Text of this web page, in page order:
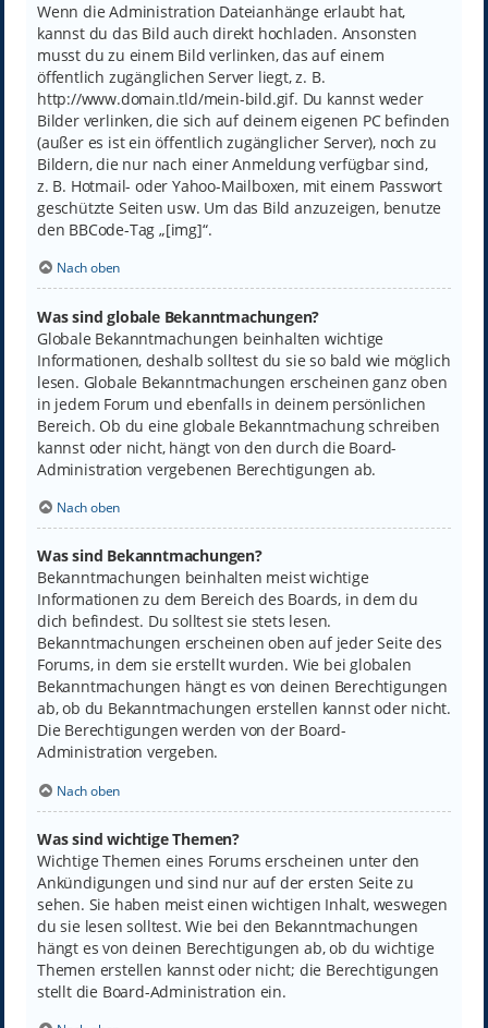
Wenn die Administration Dateianhänge erlaubt hat,
kannst du das Bild auch direkt hochladen. Ansonsten
musst du zu einem Bild verlinken, das auf einem
öffentlich zugänglichen Server liegt, z. B.
http://www.domain.tld/mein-bild.gif. Du kannst weder
Bilder verlinken, die sich auf deinem eigenen PC befinden
(außer es ist ein öffentlich zugänglicher Server), noch zu
Bildern, die nur nach einer Anmeldung verfügbar sind,
z. B. Hotmail- oder Yahoo-Mailboxen, mit einem Passwort
geschützte Seiten usw. Um das Bild anzuzeigen, benutze
den BBCode-Tag „[img]“.
Nach oben
Was sind globale Bekanntmachungen?
Globale Bekanntmachungen beinhalten wichtige
Informationen, deshalb solltest du sie so bald wie möglich
lesen. Globale Bekanntmachungen erscheinen ganz oben
in jedem Forum und ebenfalls in deinem persönlichen
Bereich. Ob du eine globale Bekanntmachung schreiben
kannst oder nicht, hängt von den durch die Board-
Administration vergebenen Berechtigungen ab.
Nach oben
Was sind Bekanntmachungen?
Bekanntmachungen beinhalten meist wichtige
Informationen zu dem Bereich des Boards, in dem du
dich befindest. Du solltest sie stets lesen.
Bekanntmachungen erscheinen oben auf jeder Seite des
Forums, in dem sie erstellt wurden. Wie bei globalen
Bekanntmachungen hängt es von deinen Berechtigungen
ab, ob du Bekanntmachungen erstellen kannst oder nicht.
Die Berechtigungen werden von der Board-
Administration vergeben.
Nach oben
Was sind wichtige Themen?
Wichtige Themen eines Forums erscheinen unter den
Ankündigungen und sind nur auf der ersten Seite zu
sehen. Sie haben meist einen wichtigen Inhalt, weswegen
du sie lesen solltest. Wie bei den Bekanntmachungen
hängt es von deinen Berechtigungen ab, ob du wichtige
Themen erstellen kannst oder nicht; die Berechtigungen
stellt die Board-Administration ein.